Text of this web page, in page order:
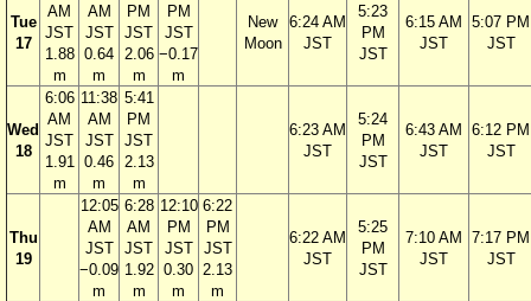
Tue
17
AM
JST
1.88
m
AM
JST
0.64
m
PM
JST
2.06
m
PM
JST
−0.17
m
New
Moon
6:24 AM
JST
5:23
PM
JST
6:15 AM
JST
5:07 PM
JST
Wed
18
6:06
AM
JST
1.91
m
11:38
AM
JST
0.46
m
5:41
PM
JST
2.13
m
6:23 AM
JST
5:24
PM
JST
6:43 AM
JST
6:12 PM
JST
Thu
19
12:05
AM
JST
−0.09
m
6:28
AM
JST
1.92
m
12:10
PM
JST
0.30
m
6:22
PM
JST
2.13
m
6:22 AM
JST
5:25
PM
JST
7:10 AM
JST
7:17 PM
JST